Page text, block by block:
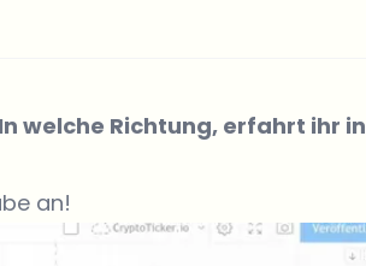
welche Richtung, erfahrt ihr in
an!